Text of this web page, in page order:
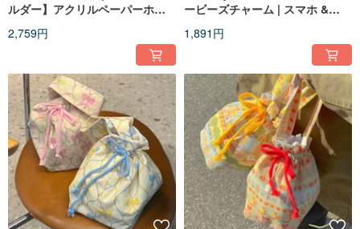
ルダー】アクリルペーパーホル
2,759円
ービーズチャーム | スマホ &
1,891円